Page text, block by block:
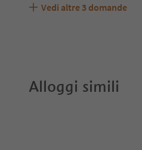
Kapplerhof accetta
Quali servizi/attività
Gli ospiti di Kapplerhof
Vedi altre 3 domande
Alloggi simili